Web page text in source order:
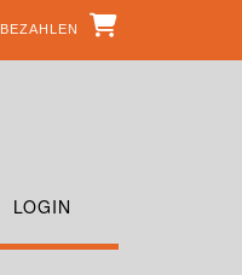
BEZAHLEN
LOGIN